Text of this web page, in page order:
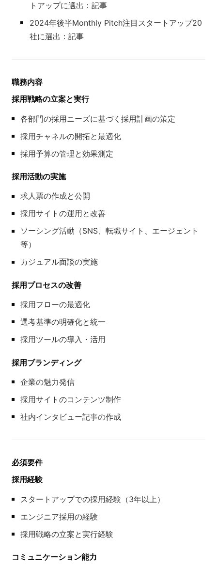
トアップに選出：記事
2024年後半Monthly Pitch注目スタートアップ20
社に選出：記事
職務内容
採用戦略の立案と実行
各部門の採用ニーズに基づく採用計画の策定
採用チャネルの開拓と最適化
採用予算の管理と効果測定
採用活動の実施
求人票の作成と公開
採用サイトの運用と改善
ソーシング活動（SNS、転職サイト、エージェント
等）
カジュアル面談の実施
採用プロセスの改善
採用フローの最適化
選考基準の明確化と統一
採用ツールの導入・活用
採用ブランディング
企業の魅力発信
採用サイトのコンテンツ制作
社内インタビュー記事の作成
必須要件
採用経験
スタートアップでの採用経験（3年以上）
エンジニア採用の経験
採用戦略の立案と実行経験
コミュニケーション能力